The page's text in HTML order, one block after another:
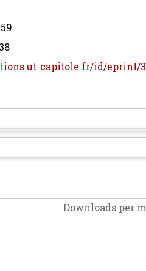
capitole.fr/id/eprint/
Downloads per